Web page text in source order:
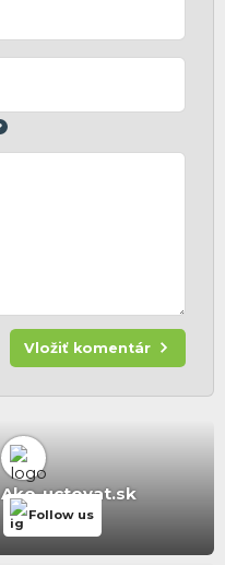
Vložiť komentár
Ako-uctovat.sk
Follow us